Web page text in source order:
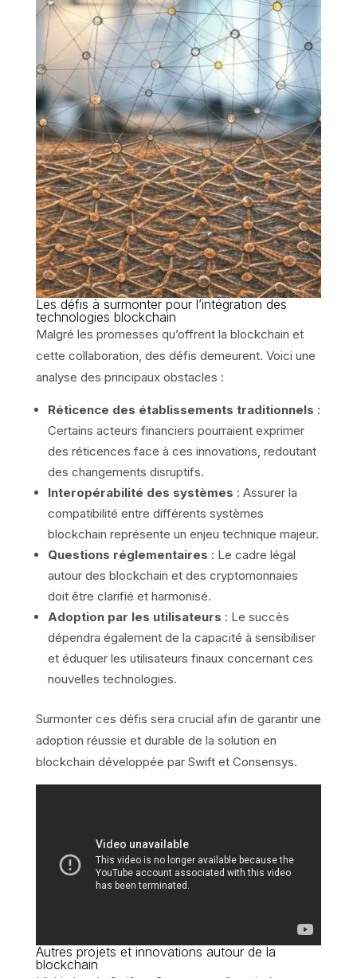
Les défis à surmonter pour l’intégration des
technologies blockchain
Malgré les promesses qu’offrent la blockchain et
cette collaboration, des défis demeurent. Voici une
analyse des principaux obstacles :
Réticence des établissements traditionnels :
Certains acteurs financiers pourraient exprimer
des réticences face à ces innovations, redoutant
des changements disruptifs.
Interopérabilité des systèmes : Assurer la
compatibilité entre différents systèmes
blockchain représente un enjeu technique majeur.
Questions réglementaires : Le cadre légal
autour des blockchain et des cryptomonnaies
doit être clarifié et harmonisé.
Adoption par les utilisateurs : Le succès
dépendra également de la capacité à sensibiliser
et éduquer les utilisateurs finaux concernant ces
nouvelles technologies.
Surmonter ces défis sera crucial afin de garantir une
adoption réussie et durable de la solution en
blockchain développée par Swift et Consensys.
Autres projets et innovations autour de la
blockchain